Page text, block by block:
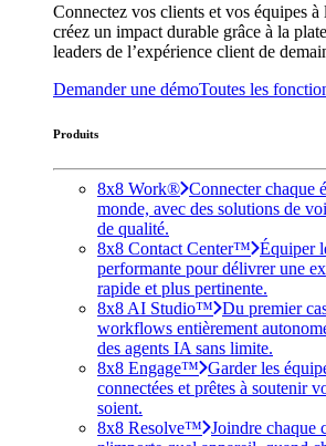
Connectez vos clients et vos équipes à
créez un impact durable grâce à la
leaders de l’expérience client de
Demander une démoToutes les
Produits
8x8 Work® Connecter chaque
monde, avec des solutions de
de qualité.
8x8 Contact Center™ Équiper
performante pour délivrer une
rapide et plus pertinente.
8x8 AI Studio™ Du premier
workflows entièrement
des agents IA sans limite.
8x8 Engage™ Garder les
connectées et prêtes à soutenir
soient.
8x8 Resolve™ Joindre chaque